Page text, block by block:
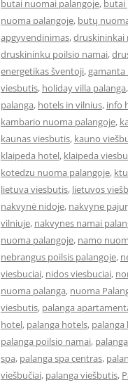
butai nuomai palangoje, butai
nuoma palangoje, butų
apgyvendinimas,druskininkai
druskininku poilsio namai,
energetikas šventoji,gamanta
viesbutis, holiday villa palanga,
palanga, hotels in vilnius, info
kambario nuoma palangoje,
kaunas viesbutis, kauno
klaipeda hotel, klaipeda
kotedzu nuoma palangoje,
lietuva viesbutis, lietuvos
nakvynė nidoje, nakvyne
vilniuje, nakvynes namai
nuoma palangoje, namo
nebrangus poilsis palangoje,
viesbuciai, nidos viesbuciai,
nuoma palanga, nuoma
viesbutis, palanga
hotel, palanga hotels,
palanga poilsio namai,
spa, palanga spa centras,
viešbučiai, palanga viešbutis,